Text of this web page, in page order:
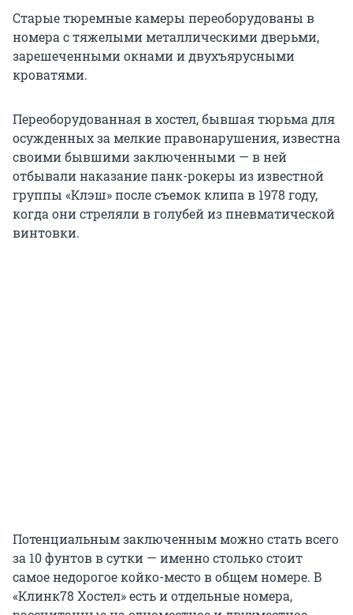
Старые тюремные камеры переоборудованы в
номера с тяжелыми металлическими дверьми,
зарешеченными окнами и двухъярусными
кроватями.
Переоборудованная в хостел, бывшая тюрьма для
осужденных за мелкие правонарушения, известна
своими бывшими заключенными — в ней
отбывали наказание панк-рокеры из известной
группы «Клэш» после съемок клипа в 1978 году,
когда они стреляли в голубей из пневматической
винтовки.
Потенциальным заключенным можно стать всего
за 10 фунтов в сутки — именно столько стоит
самое недорогое койко-место в общем номере. В
«Клинк78 Хостел» есть и отдельные номера,